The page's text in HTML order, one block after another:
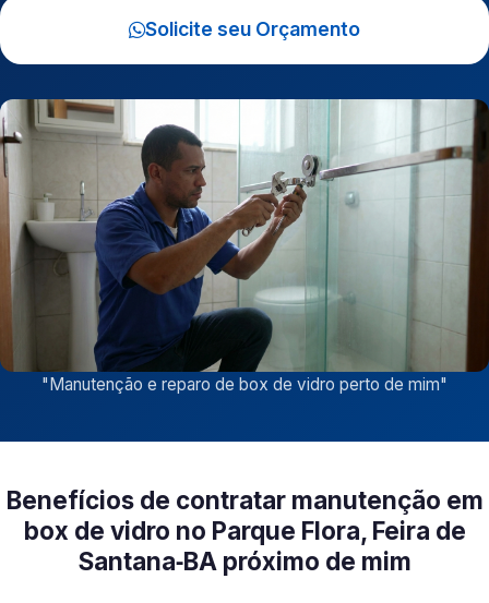
Solicite seu Orçamento
"Manutenção e reparo de box de vidro perto de mim"
Benefícios de contratar manutenção em
box de vidro no Parque Flora, Feira de
Santana‑BA próximo de mim